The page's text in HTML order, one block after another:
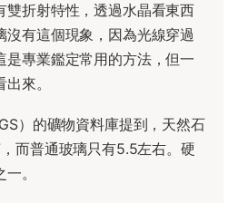
雙折射特性，透過水晶看東西
沒有這個現象，因為光線穿過
是專業鑑定常用的方法，但一
來。
）的礦物資料庫提到，天然石
而普通玻璃只有5.5左右。硬
。